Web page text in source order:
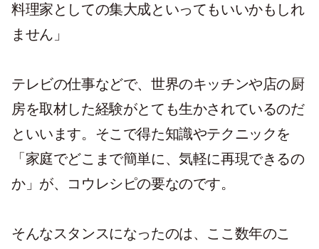
料理家としての集大成といってもいいかもしれ
ません」
テレビの仕事などで、世界のキッチンや店の厨
房を取材した経験がとても生かされているのだ
といいます。そこで得た知識やテクニックを
「家庭でどこまで簡単に、気軽に再現できるの
か」が、コウレシピの要なのです。
そんなスタンスになったのは、ここ数年のこ